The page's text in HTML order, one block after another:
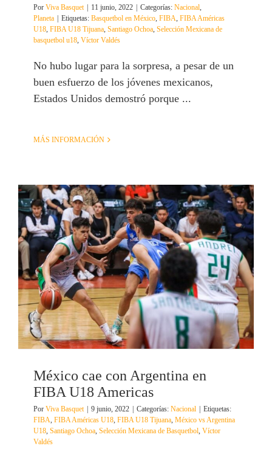
Por Viva Basquet | 11 junio, 2022 | Categorías: Nacional
Planeta | Etiquetas: Basquetbol en México FIBA FIBA Américas
U18 FIBA U18 Tijuana Santiago Ochoa Selección Mexicana de
basquetbol u18 Víctor Valdés
No hubo lugar para la sorpresa, a pesar de un
buen esfuerzo de los jóvenes mexicanos,
Estados Unidos demostró porque ...
MÁS INFORMACIÓN
México cae con Argentina en
FIBA U18 Americas
Por Viva Basquet | 9 junio, 2022 | Categorías: Nacional | Etiquetas:
FIBA FIBA Américas U18 FIBA U18 Tijuana México vs Argentina
U18 Santiago Ochoa Selección Mexicana de Basquetbol Víctor
Valdés